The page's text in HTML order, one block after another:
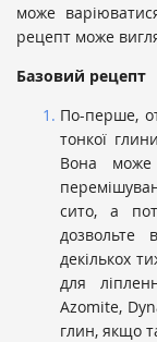
може
рецепт може
Базовий рецепт
По-перше,
тонкої
Вона може
сито, а
дозвольте
декількох
для
Azomite,
глин, якщо